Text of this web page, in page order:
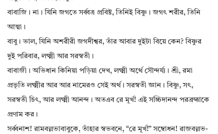
বাবাজি। না। যিনি জগতে সর্ব্বত্র প্রবিষ্ট, তিনিই বিষ্ণু। জগৎ শরীর, তিনি
আত্মা।
বাবু। ভাল, যিনি অশরীরী জগদীশ্বর, তাঁর আবার দুইটা বিয়ে কেন? বিষ্ণুর
দুই পরিবার, লক্ষ্মী আর সরস্বতী।
বাবাজী। অভিধান কিনিয়া পড়িয়া দেখ, লক্ষ্মী অর্থে সৌন্দর্য্য। শ্রী, রমা
প্রভৃতি লক্ষ্মীর আর আর নামেরও সেই অর্থ। সরস্বতী জ্ঞান। বিষ্ণু, সৎ,
সরস্বতী চিৎ, আর লক্ষ্মী আনন্দ। অতএব রে মূর্খ! এই সচ্চিদানন্দ পরব্রহ্মাকে
প্রণাম কর।
সর্ব্বনাশ! রামবল্লভাবাবুকে, তাঁহার স্বভবনে, “রে মূর্খ!” সম্বোধন! রাজবল্লভ-